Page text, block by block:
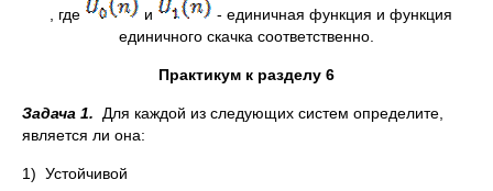
, где и
- единичная функция и функция
единичного скачка соответственно.
Практикум к разделу 6
Задача 1.
Для каждой из следующих систем определите,
является ли она:
1) Устойчивой